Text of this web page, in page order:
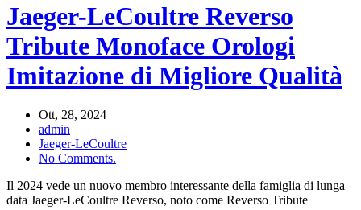
Jaeger-LeCoultre Reverso
Tribute Monoface Orologi
Imitazione di Migliore Qualità
Ott, 28, 2024
admin
Jaeger-LeCoultre
No Comments.
Il 2024 vede un nuovo membro interessante della famiglia di lunga
data Jaeger-LeCoultre Reverso, noto come Reverso Tribute